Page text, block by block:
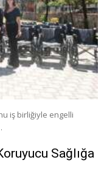
iş birliğiyle engelli
Sağlığa